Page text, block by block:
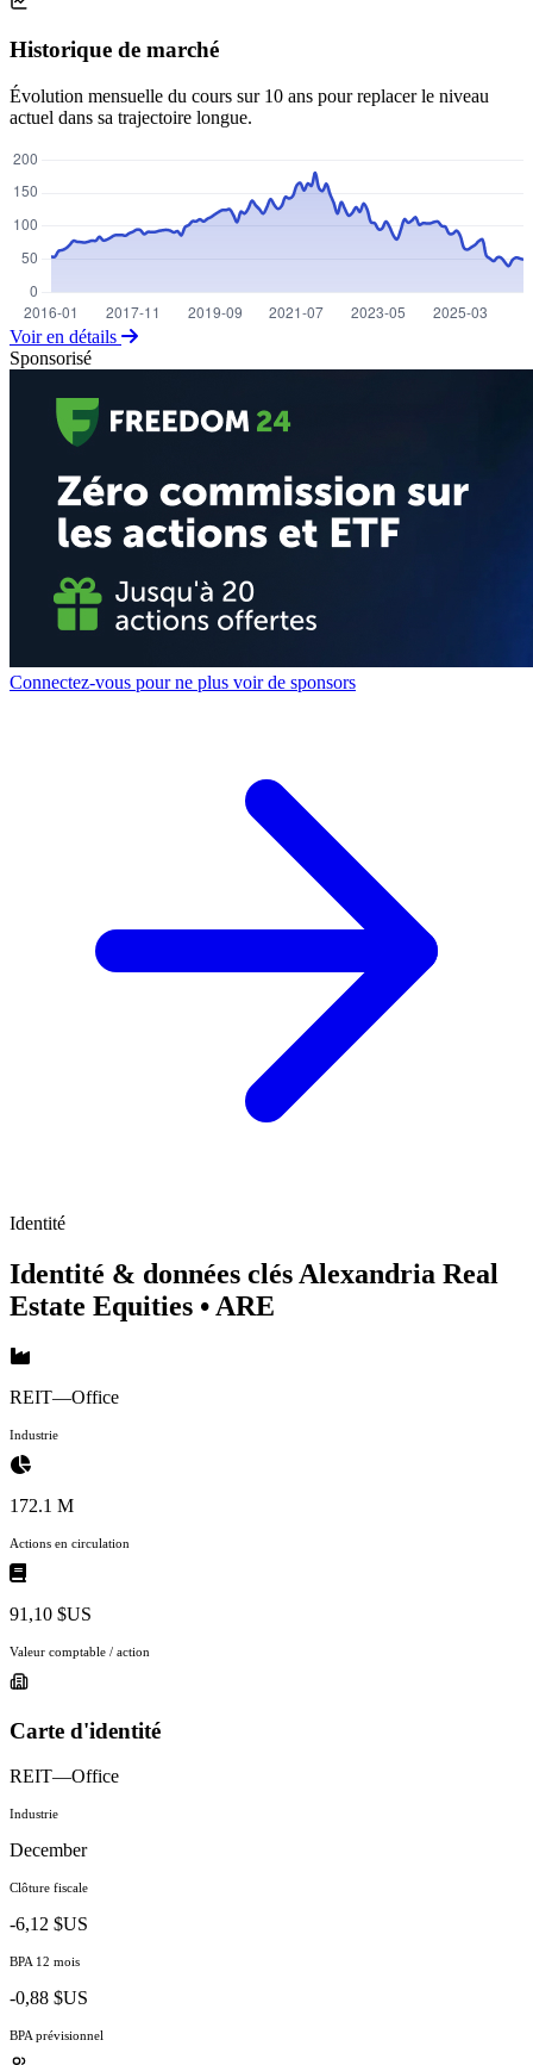
Historique de marché
Évolution mensuelle du cours sur 10 ans pour replacer le niveau
actuel dans sa trajectoire longue.
Voir en détails
Sponsorisé
Connectez-vous pour ne plus voir de sponsors
Identité
Identité & données clés Alexandria Real
Estate Equities • ARE
REIT—Office
Industrie
172.1 M
Actions en circulation
91,10 $US
Valeur comptable / action
Carte d'identité
REIT—Office
Industrie
December
Clôture fiscale
-6,12 $US
BPA 12 mois
-0,88 $US
BPA prévisionnel